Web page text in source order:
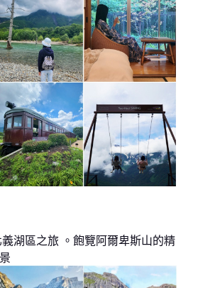
湖區之旅 。飽覽阿爾卑斯山的精